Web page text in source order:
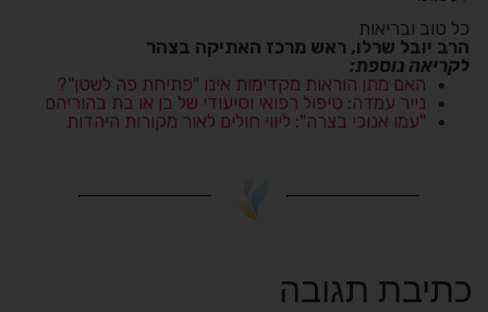
כל טוב ובריאות
הרב יובל שרלו, ראש מרכז האתיקה בצהר
לקריאה נוספת:
האם מתן הוראות מקדימות אינו "פתיחת פה לשטן"?
נייר עמדה: טיפול רפואי וסיעודי של בן או בת בהוריהם
"עמו אנוכי בצרה": ליווי חולים לאור מקורות היהדות
כתיבת תגובה